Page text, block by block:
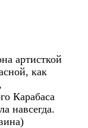
артисткой
как
Карабаса
навсегда.